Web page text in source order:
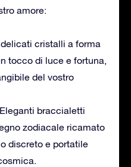
amore:
cristalli a forma
tocco di luce e fortuna,
del vostro
Eleganti braccialetti
zodiacale ricamato
discreto e portatile